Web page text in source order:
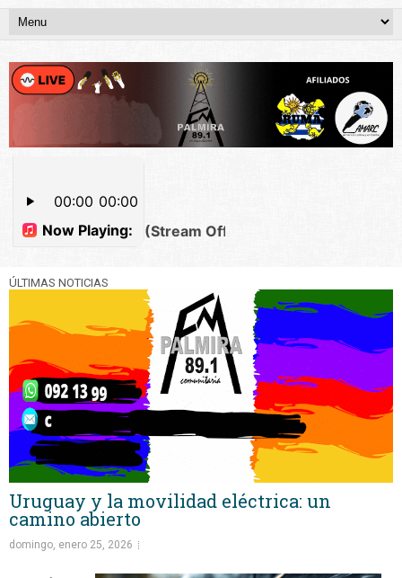
ÚLTIMAS NOTICIAS
Uruguay y la movilidad eléctrica: un
camino abierto
domingo, enero 25, 2026